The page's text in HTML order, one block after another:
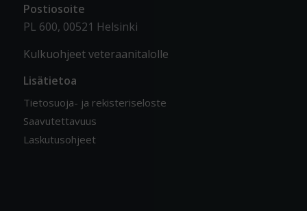
Postiosoite
PL 600, 00521 Helsinki
Kulkuohjeet veteraanitalolle
Lisätietoa
Tietosuoja- ja rekisteriseloste
Saavutettavuus
Laskutusohjeet